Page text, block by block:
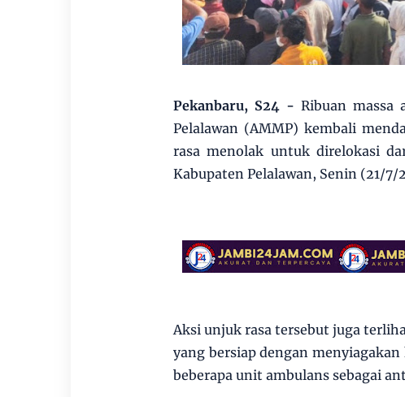
Pekanbaru, S24 -Ribuan massa
Pelalawan (AMMP) kembali
rasa menolak untuk direlokasi
Kabupaten Pelalawan, Senin (21/7/
Aksi unjuk rasa tersebut juga
yang bersiap dengan
beberapa unit ambulans sebagai